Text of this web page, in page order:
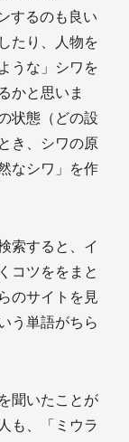
するのも良い
たり、人物を
うな」シワを
かと思いま
状態（どの設
き、シワの原
なシワ」を作
索すると、イ
コツををまと
のサイトを見
う単語がちら
聞いたことが
も、「ミウラ